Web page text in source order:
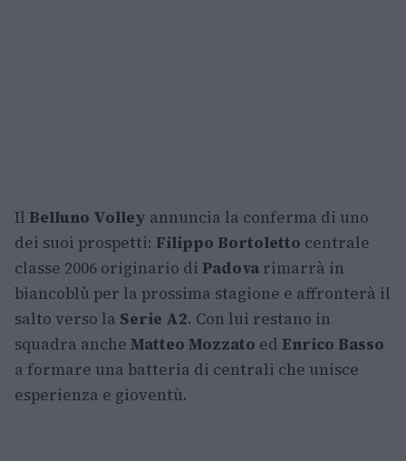
Il Belluno Volley annuncia la conferma di uno
dei suoi prospetti: Filippo Bortoletto centrale
classe 2006 originario di Padova rimarrà in
biancoblù per la prossima stagione e affronterà il
salto verso la Serie A2. Con lui restano in
squadra anche Matteo Mozzato ed Enrico Basso
a formare una batteria di centrali che unisce
esperienza e gioventù.